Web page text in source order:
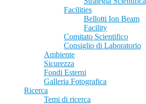
Facilities
Bellotti Ion Beam
Facility
Comitato Scientifico
Consiglio di Laboratorio
Ambiente
Sicurezza
Fondi Esterni
Galleria Fotografica
Ricerca
Temi di ricerca